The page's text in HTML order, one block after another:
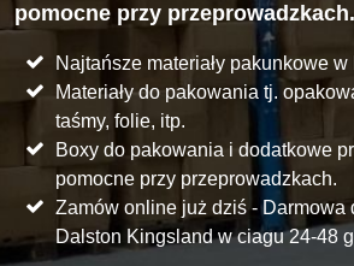
pomocne przy przeprowadzkach.
Najtańsze materiały pakunkowe
Materiały do pakowania tj.
taśmy, folie, itp.
Boxy do pakowania i dodatkowe
pomocne przy przeprowadzkach.
Zamów online już dziś - Darmowa
Dalston Kingsland w ciagu 24-48